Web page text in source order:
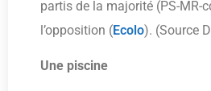
partis de la majorité (PS-MR-
l’opposition (Ecolo). (Source
Une piscine